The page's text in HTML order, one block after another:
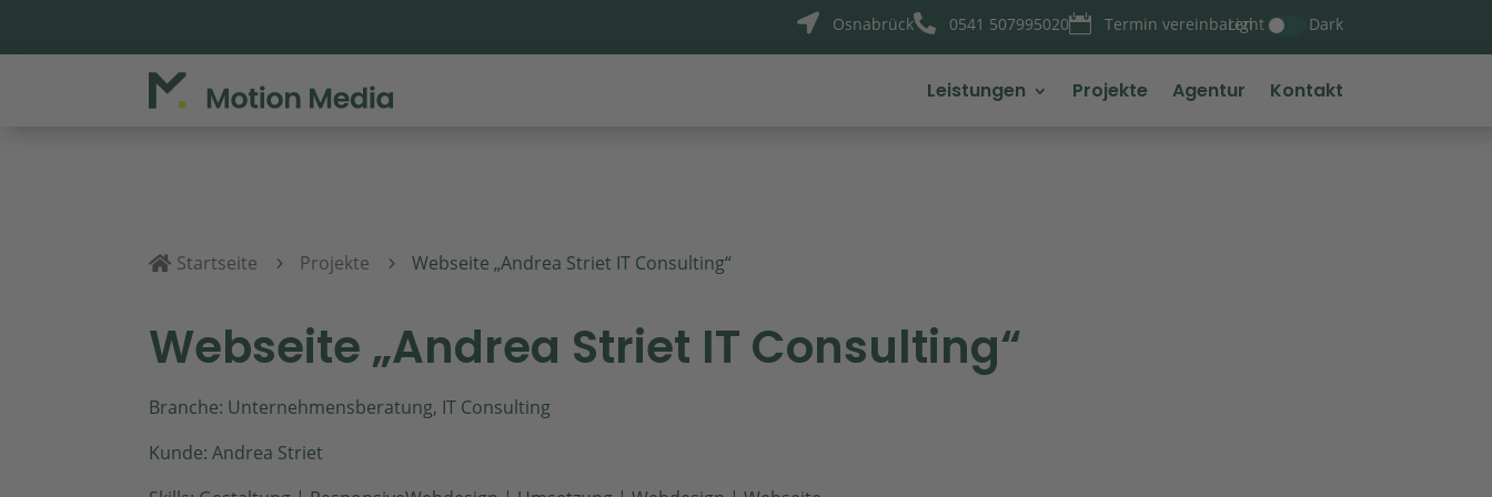
 Osnabrück 0541 507995020 Termin vereinbaren
Light Dark
Leistungen Projekte Agentur Kontakt
 Startseite 5 Projekte 5 Webseite „Andrea Striet IT Consulting“
Webseite „Andrea Striet IT Consulting“
Branche: Unternehmensberatung, IT Consulting
Kunde: Andrea Striet